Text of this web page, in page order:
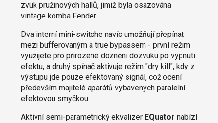
zvuk pružinových hallů, jimiž byla osazována
vintage komba Fender.
Dva interní mini-switche navíc umožňují přepínat
mezi bufferovaným a true bypassem - první režim
využijete pro přirozené doznění dozvuku po vypnutí
efektu, a druhý spínač aktivuje režim "dry kill", kdy z
výstupu jde pouze efektovaný signál, což ocení
především majitelé aparátů vybavených paralelní
efektovou smyčkou.
Aktivní semi-parametrický ekvalizer EQuator nabízí